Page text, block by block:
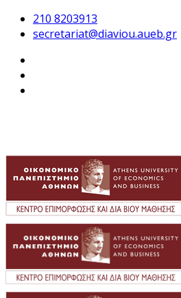
210 8203913
secretariat@diaviou.aueb.gr